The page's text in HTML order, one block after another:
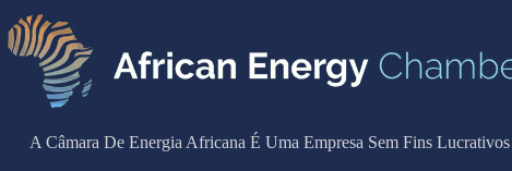
A Câmara De Energia Africana É Uma Empresa Sem Fins Lucrativos